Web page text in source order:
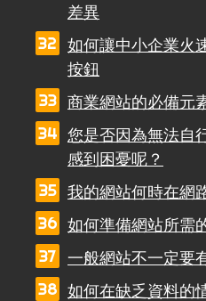
差異
如何讓中小企業火
按鈕
商業網站的必備元
您是否因為無法自
感到困憂呢？
我的網站何時在網
如何準備網站所需
一般網站不一定要
如何在缺乏資料的